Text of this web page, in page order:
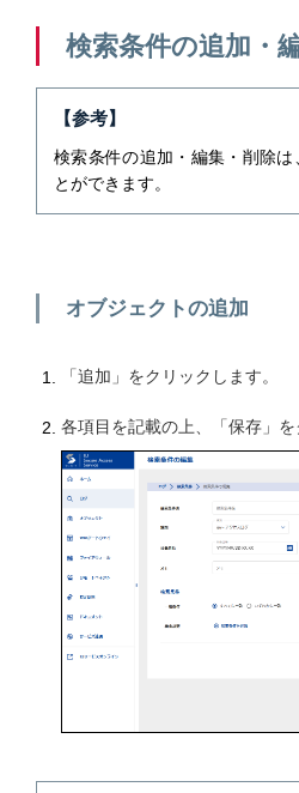
検索条件の追加・
【参考】
検索条件の追加・編集・削除は
とができます。
オブジェクトの追加
「追加」をクリックします。
各項目を記載の上、「保存」を